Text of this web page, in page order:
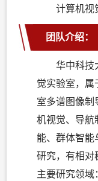
计算机视
团队介绍：
华中科技
觉实验室，属
室多谱图像制
机视觉、导航
能、群体智能
研究，有相对
主要研究领域